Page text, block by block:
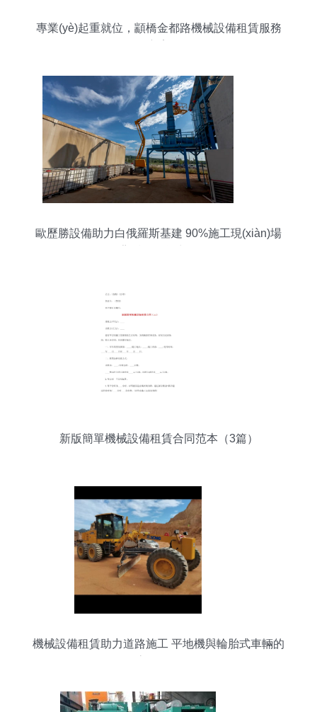
專業(yè)起重就位，顓橋金都路機械設備租賃服務
歐歷勝設備助力白俄羅斯基建 90%施工現(xiàn)場
新版簡單機械設備租賃合同范本（3篇）
機械設備租賃助力道路施工 平地機與輪胎式車輛的